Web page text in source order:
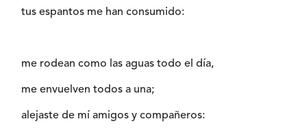
tus espantos me han consumido:
me rodean como las aguas todo el día,
me envuelven todos a una;
alejaste de mí amigos y compañeros: